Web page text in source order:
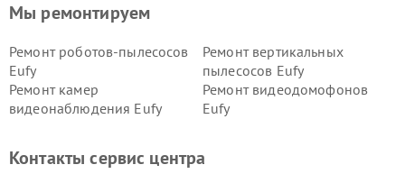
Мы ремонтируем
Ремонт роботов-пылесосов
Eufy
Ремонт вертикальных
пылесосов Eufy
Ремонт камер
видеонаблюдения Eufy
Ремонт видеодомофонов
Eufy
Контакты сервис центра